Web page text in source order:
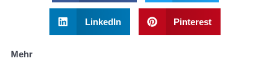
LinkedIn Pinterest
Mehr